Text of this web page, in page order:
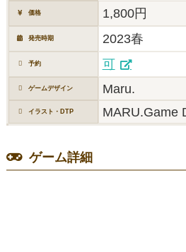
価格 1,800円
発売時期 2023春
予約 可
ゲームデザイン Maru.
イラスト・DTP MARU.Game
ゲーム詳細